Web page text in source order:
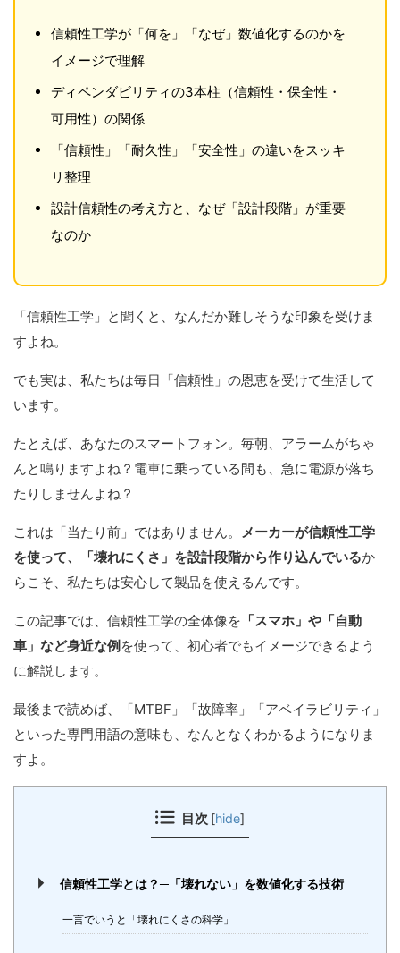
信頼性工学が「何を」「なぜ」数値化するのかを
イメージで理解
ディペンダビリティの3本柱（信頼性・保全性・
可用性）の関係
「信頼性」「耐久性」「安全性」の違いをスッキ
リ整理
設計信頼性の考え方と、なぜ「設計段階」が重要
なのか
「信頼性工学」と聞くと、なんだか難しそうな印象を受けま
すよね。
でも実は、私たちは毎日「信頼性」の恩恵を受けて生活して
います。
たとえば、あなたのスマートフォン。毎朝、アラームがちゃ
んと鳴りますよね？電車に乗っている間も、急に電源が落ち
たりしませんよね？
これは「当たり前」ではありません。 メーカーが信頼性工学
を使って、「壊れにくさ」を設計段階から作り込んでいるか
らこそ、私たちは安心して製品を使えるんです。
この記事では、信頼性工学の全体像を 「スマホ」や「自動
車」など身近な例 を使って、初心者でもイメージできるよう
に解説します。
最後まで読めば、「MTBF」「故障率」「アベイラビリティ」
といった専門用語の意味も、なんとなくわかるようになりま
すよ。
目次 [hide]
信頼性工学とは？─「壊れない」を数値化する技術
一言でいうと「壊れにくさの科学」